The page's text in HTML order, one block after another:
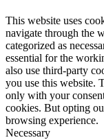
This website uses
navigate through the
categorized as
essential for the
also use third-party
you use this website.
only with your
cookies. But opting
browsing experience.
Necessary